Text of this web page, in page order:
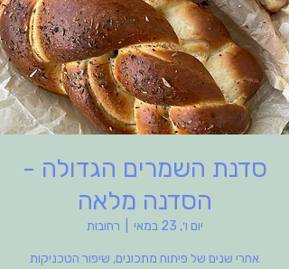
סדנת השמרים הגדולה -
הסדנה מלאה
יום ו׳, 23 במאי רחובות
אחרי שנים של פיתוח מתכונים, שיפור הטכניקות